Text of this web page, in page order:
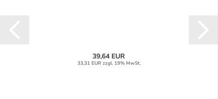
39,64 EUR
33,31 EUR zzgl. 19% MwSt.